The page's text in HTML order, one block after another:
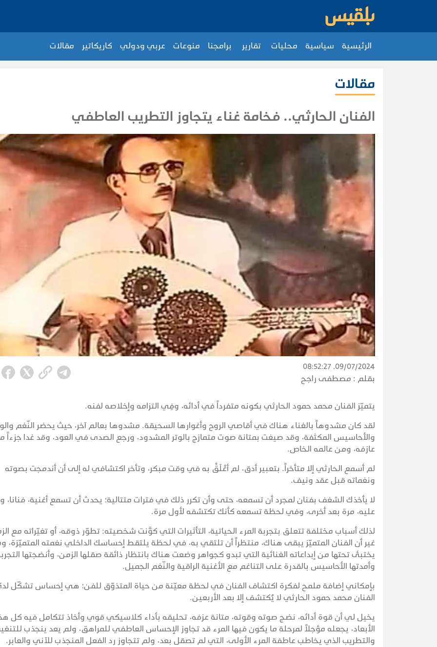
الرئيسية سياسية محليات تقارير برامجنا منوعات عربي ودولي كاريكاتير مقالات
مقالات
الفنان الحارثي.. فخامة غناء يتجاوز التطريب العاطفي
09/07/2024, 08:52:27
بقلم : مصطفى راجح
يتميّز الفنان محمد حمود الحارثي بكونه متفرداً في أدائه، وفِي التزامه وإخلاصه لفنه.
لقد كان مشدوهاً بالغناء هناك في أقاصي الروح وأغوارها السحيقة. مشدوها بعالم آخر، حيث يحضر النّغم
والأحاسيس المكثفة، وقد صيغت بمتانة صوت متمازج بالوتر المشدود، ورجع الصدى في العود، وقد غدا جزءاً
عازفه، ومن عالمه الخاص.
لم أسمع الحارثي إلا متأخراً. بتعبير أدق، لم أعْلَقْ به في وقت مبكر، وتأخر اكتشافي له إلى أن أندمجت بصوته
ونغماته قبل عقد ونيف.
لا يأخذك الشغف بفنان لمجرد أن تسمعه، حتى وأن تكرر ذلك في فترات متتالية؛ يحدث أن تسمع أغنية، فنانا،
عليه، مرة بعد أخرى، وفي لحظة تسمعه كأنك تكتشفه لأول مرة.
لذلك أسباب مختلفة تتعلق بتجربة المرء الحياتية، التأثيرات التي كوَّنت شخصيته: تطوّر ذوقه، أو تغيّراته مع
غير أن الفنان المتميّز يبقى هناك، منتظراً أن تلتقي به، في لحظة يلتقط إحساسك الداخلي نغمته المتميّزة،
يختبئ تحتها من إبداعاته الغنائية التي تبدو كجواهر وضعت هناك بانتظار ذائقة صقلها الزمن، وأنضجتها
وأمدتها الأحاسيس بالقدرة على التناغم مع الأغنية الراقية والنّغم الجميل.
بإمكاني إضافة ملمح لفكرة اكتشاف الفنان في لحظة معيّنة من حياة المتذوّق للفن؛ هي إحساس تشكّل
الفنان محمد حمود الحارثي لا يُكتشف إلا بعد الأربعين.
يخيل لي أن قوة أدائه، نضج صوته وقوته، متانة عزفه، تحليقه بأداء كلاسيكي قوي وأخاذ تتكامل فيه كل
الأبعاد، يجعله مؤجلاً لمرحلة ما يكون فيها المرء قد تجاوز الإحساس العاطفي للمراهق، ولم يعد ينجذب
والتطريب الذي يخاطب عاطفة المرء الأولى، التي لم تصقل بعد، ولم تتجاوز رد الفعل المنجذب للآني والعابر.